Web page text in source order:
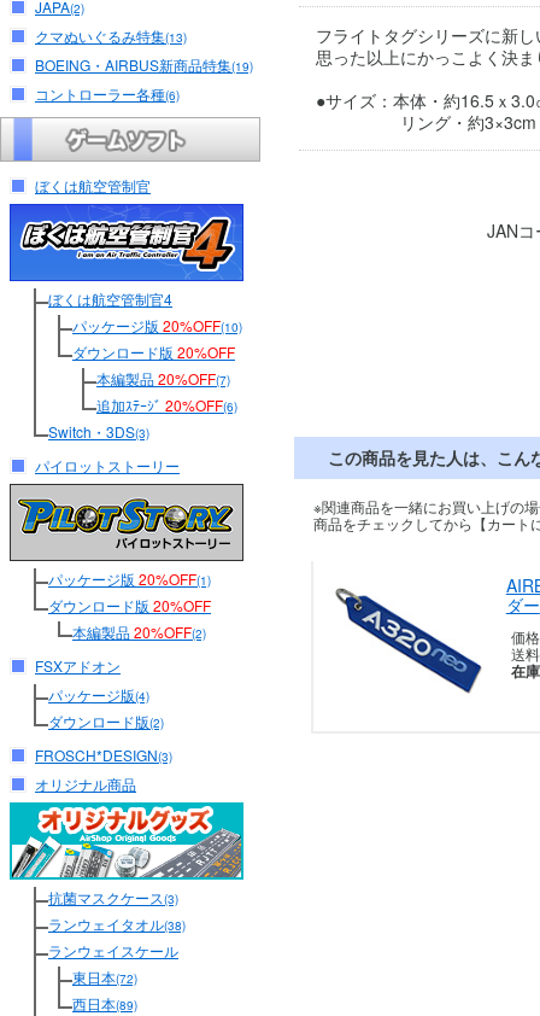
JAPA(2)
クマぬいぐるみ特集(13)
BOEING・AIRBUS新商品特集(19)
コントローラー各種(6)
ぼくは航空管制官
ぼくは航空管制官4
パッケージ版 20%OFF(10)
ダウンロード版 20%OFF
本編製品20%OFF(7)
追加ｽﾃｰｼﾞ 20%OFF(6)
Switch・3DS(3)
パイロットストーリー
パッケージ版 20%OFF(1)
ダウンロード版 20%OFF
本編製品20%OFF(2)
FSXアドオン
パッケージ版(4)
ダウンロード版(2)
FROSCH*DESIGN(3)
オリジナル商品
抗菌マスクケース(3)
ランウェイタオル(38)
ランウェイスケール
東日本(72)
西日本(89)
フライトタグシリーズに新
思った以上にかっこよく決
●サイズ：本体・約16.5ｘ3.0
リング・約3×3cm
JAN
この商品を見た人は、こん
※関連商品を一緒にお買い上げの
商品をチェックしてから【カート
ダー
価
送
在